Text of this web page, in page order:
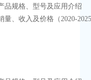
站产品规格、型号及应用介绍
站销量、收入及价格（2020-